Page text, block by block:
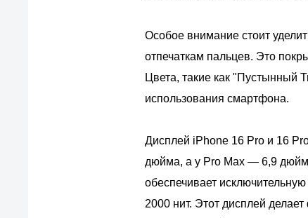
Особое внимание стоит
отпечаткам пальцев. Это
Цвета, такие как "Пустынный
использования смартфона.
Дисплей iPhone 16 Pro и 16
дюйма, а у Pro Max — 6,9
обеспечивает
2000 нит. Этот дисплей